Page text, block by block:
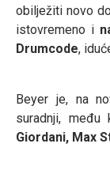
obilježiti novo
istovremeno i
Drumcode,
Beyer je, na
suradnji,
Giordani, Max